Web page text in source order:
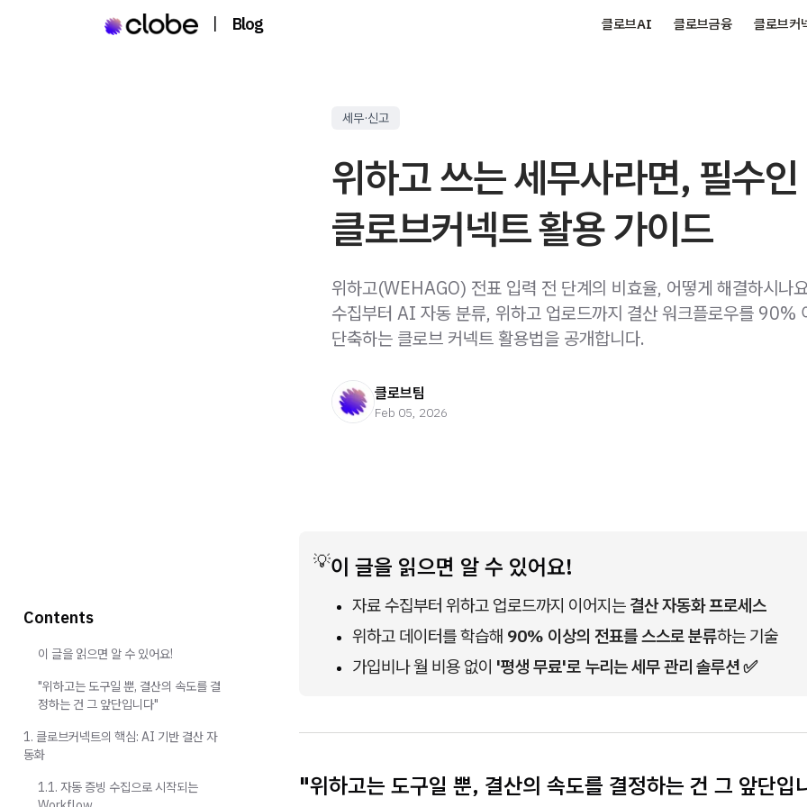
| Blog 클로브AI 클로브금융 클로브커
세무·신고
위하고 쓰는 세무사라면, 필수인
클로브커넥트 활용 가이드
위하고(WEHAGO) 전표 입력 전 단계의 비효율, 어떻게 해결하시나
수집부터 AI 자동 분류, 위하고 업로드까지 결산 워크플로우를 90%
단축하는 클로브 커넥트 활용법을 공개합니다.
클로브팀
Feb 05, 2026
💡이 글을 읽으면 알 수 있어요!
자료 수집부터 위하고 업로드까지 이어지는 결산 자동화 프로세스
위하고 데이터를 학습해 90% 이상의 전표를 스스로 분류하는 기술
가입비나 월 비용 없이 '평생 무료'로 누리는 세무 관리 솔루션 ✅
"위하고는 도구일 뿐, 결산의 속도를 결정하는 건 그 앞단입
Contents
이 글을 읽으면 알 수 있어요!
"위하고는 도구일 뿐, 결산의 속도를 결
정하는 건 그 앞단입니다"
1. 클로브커넥트의 핵심: AI 기반 결산 자
동화
1.1. 자동 증빙 수집으로 시작되는